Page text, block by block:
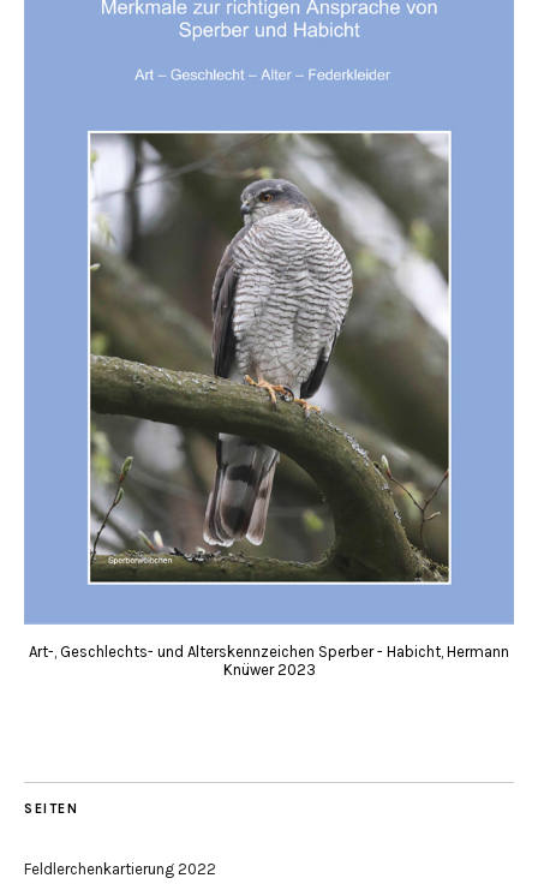
Art-, Geschlechts- und Alterskennzeichen Sperber - Habicht, Hermann
Knüwer 2023
SEITEN
Feldlerchenkartierung 2022